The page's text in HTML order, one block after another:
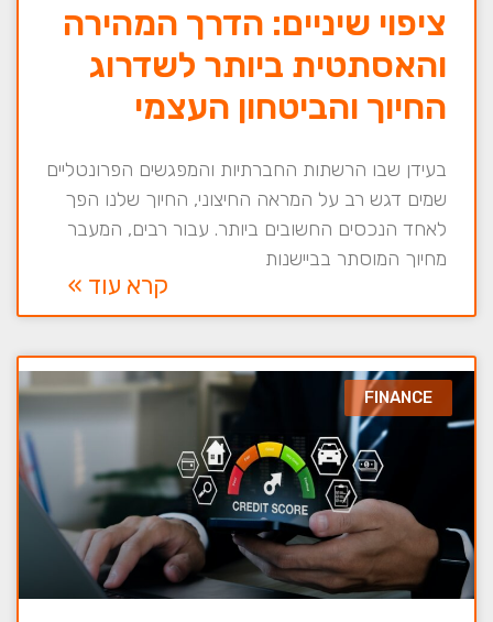
ציפוי שיניים: הדרך המהירה
והאסתטית ביותר לשדרוג
החיוך והביטחון העצמי
בעידן שבו הרשתות החברתיות והמפגשים הפרונטליים
שמים דגש רב על המראה החיצוני, החיוך שלנו הפך
לאחד הנכסים החשובים ביותר. עבור רבים, המעבר
מחיוך המוסתר בביישנות
קרא עוד »
FINANCE